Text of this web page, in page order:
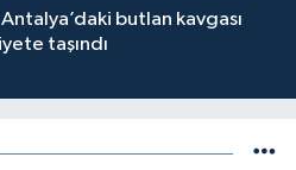
Antalya’daki butlan kavgası
taşındı